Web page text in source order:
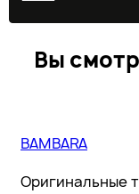
Вы
BAMBARA
Оригинальные